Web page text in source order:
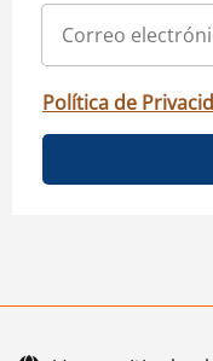
Política de